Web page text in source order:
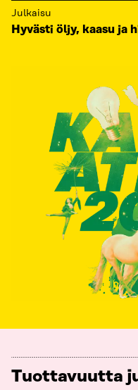
Julkaisu
Hyvästi öljy, kaasu ja
Tuottavuutta